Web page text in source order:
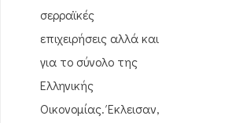
σερραϊκές
επιχειρήσεις αλλά και
για το σύνολο της
Ελληνικής
Οικονομίας. Έκλεισαν,